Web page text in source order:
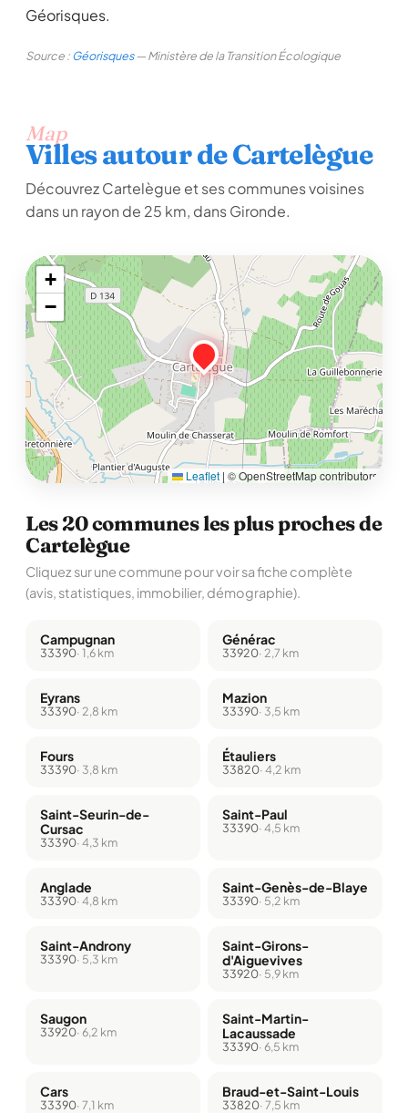
Géorisques.
Source :Géorisques— Ministère de la Transition Écologique
Map
Villes autour de Cartelègue
Découvrez Cartelègue et ses communes voisines
dans un rayon de 25 km, dans Gironde.
+
−
Leaflet | © OpenStreetMap contributors
Les 20 communes les plus proches de
Cartelègue
Cliquez sur une commune pour voir sa fiche complète
(avis, statistiques, immobilier, démographie).
Campugnan
33390· 1,6 km
Générac
33920· 2,7 km
Eyrans
33390· 2,8 km
Mazion
33390· 3,5 km
Fours
33390· 3,8 km
Étauliers
33820· 4,2 km
Saint-Seurin-de-
Cursac
33390· 4,3 km
Saint-Paul
33390· 4,5 km
Anglade
33390· 4,8 km
Saint-Genès-de-Blaye
33390· 5,2 km
Saint-Androny
33390· 5,3 km
Saint-Girons-
d'Aiguevives
33920· 5,9 km
Saugon
33920· 6,2 km
Saint-Martin-
Lacaussade
33390· 6,5 km
Cars
33390· 7,1 km
Braud-et-Saint-Louis
33820· 7,5 km